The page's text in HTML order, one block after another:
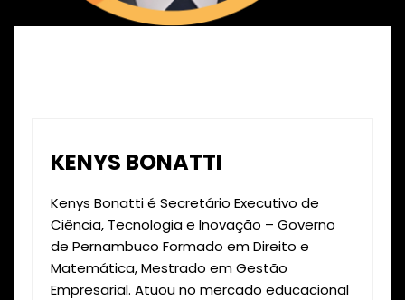
KENYS BONATTI
Kenys Bonatti é Secretário Executivo de
Ciência, Tecnologia e Inovação – Governo
de Pernambuco Formado em Direito e
Matemática, Mestrado em Gestão
Empresarial. Atuou no mercado educacional